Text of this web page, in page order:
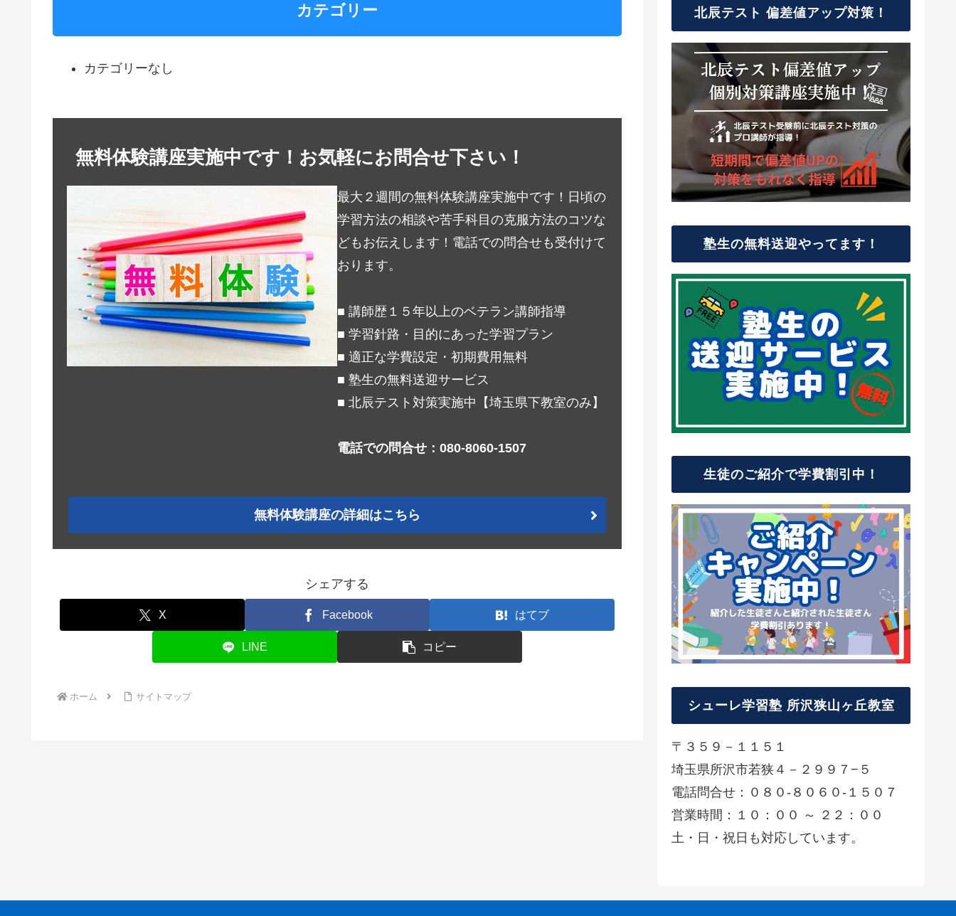
カテゴリー
カテゴリーなし
無料体験講座実施中です！お気軽にお問合せ下さい！
最大２週間の無料体験講座実施中です！日頃の
学習方法の相談や苦手科目の克服方法のコツな
どもお伝えします！電話での問合せも受付けて
おります。
■ 講師歴１５年以上のベテラン講師指導
■ 学習針路・目的にあった学習プラン
■ 適正な学費設定・初期費用無料
■ 塾生の無料送迎サービス
■ 北辰テスト対策実施中【埼玉県下教室のみ】
電話での問合せ：080-8060-1507
無料体験講座の詳細はこちら
シェアする
X Facebook はてブ
LINE コピー
ホーム サイトマップ
北辰テスト 偏差値アップ対策！
塾生の無料送迎やってます！
生徒のご紹介で学費割引中！
シューレ学習塾 所沢狭山ヶ丘教室
〒３５９－１１５１
埼玉県所沢市若狭４－２９９７−５
電話問合せ：０８０-８０６０-１５０７
営業時間：１０：００ ～ ２２：００
土・日・祝日も対応しています。